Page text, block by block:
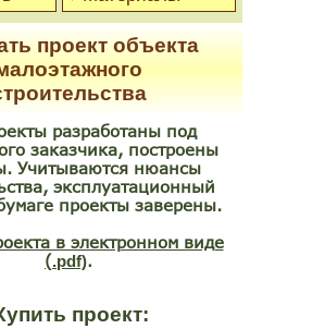
проект объекта
проект:
разработаны под
заказчика, построены
Учитываются нюансы
эксплуатационный
проекты заверены.
в электронном виде
(.pdf).